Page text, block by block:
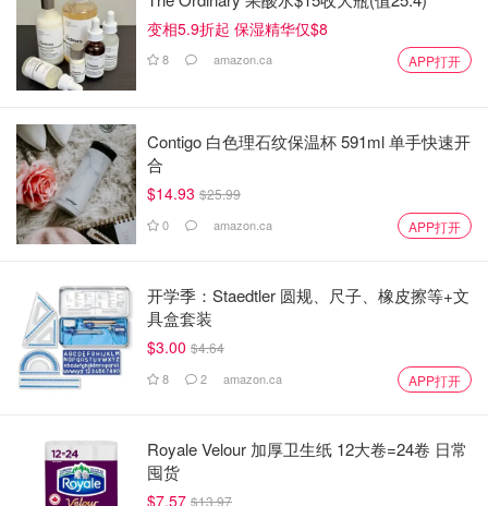
变相5.9折起 保湿精华仅$8
8 amazon.ca APP打开
Contigo 白色理石纹保温杯 591ml 单手快速开
合
$14.93 $25.99
0 amazon.ca APP打开
开学季：Staedtler 圆规、尺子、橡皮擦等+文
具盒套装
$3.00 $4.64
8 2 amazon.ca APP打开
Royale Velour 加厚卫生纸 12大卷=24卷 日常
囤货
$7.57 $13.97